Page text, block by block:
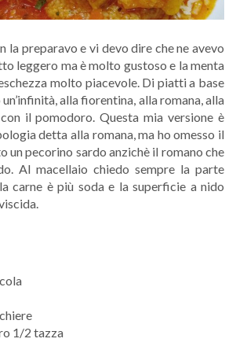
la preparavo e vi devo dire che ne avevo
leggero ma è molto gustoso e la menta
molto piacevole. Di piatti a base
alla fiorentina, alla romana, alla
il pomodoro. Questa mia versione è
detta alla romana, ma ho omesso il
un pecorino sardo anzichè il romano che
Al macellaio chiedo sempre la parte
carne è più soda e la superficie a nido
1/2 tazza